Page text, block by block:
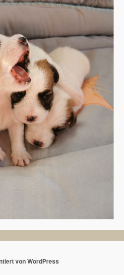
von WordPress